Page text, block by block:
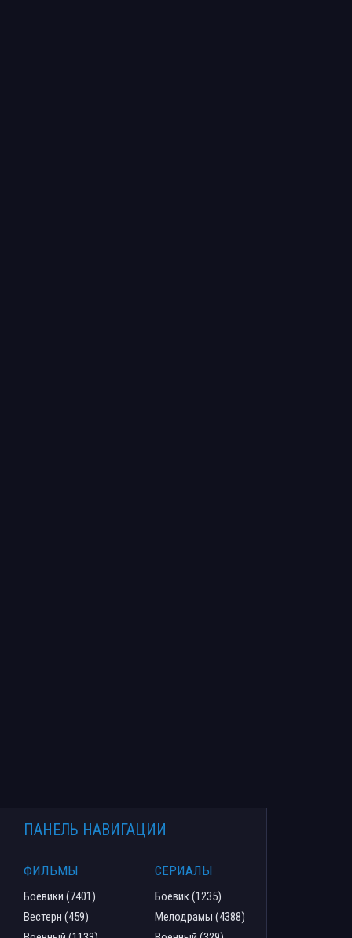
ПАНЕЛЬ НАВИГАЦИИ
ФИЛЬМЫ
Боевики (7401)
Вестерн (459)
СЕРИАЛЫ
Боевик (1235)
Мелодрамы (4388)